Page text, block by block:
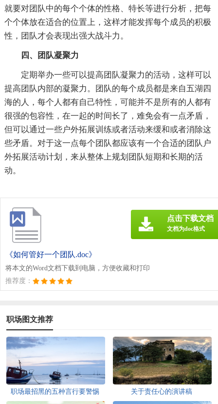
就要对团队中的每个个体的性格、特长等进行分析，把每
个个体放在适合的位置上，这样才能发挥每个成员的积极
性，团队才会表现出强大战斗力。
四、团队凝聚力
定期举办一些可以提高团队凝聚力的活动，这样可以
提高团队内部的凝聚力。团队的每个成员都是来自五湖四
海的人，每个人都有自己特性，可能并不是所有的人都有
很强的包容性，在一起的时间长了，难免会有一点矛盾，
但可以通过一些户外拓展训练或者活动来缓和或者消除这
些矛盾。对于这一点每个团队都应该有一个合适的团队户
外拓展活动计划，来从整体上规划团队短期和长期的活
动。
《如何管好一个团队.doc》
将本文的Word文档下载到电脑，方便收藏和打印
推荐度：
点击下载文档
文档为doc格式
职场图文推荐
职场最招黑的五种言行要警惕 关于责任心的演讲稿